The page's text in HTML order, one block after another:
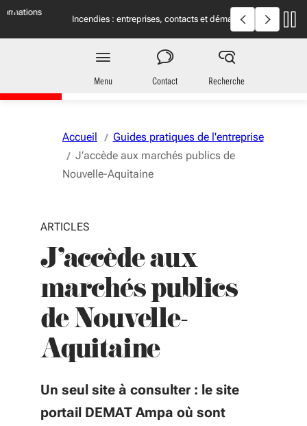
Vous naviguez en mode anonymisé,
Incendies : entreprises, contacts et démarches
Incendies en
utiles
Entreprises
en Nouvelle-Aquitaine
Menu Contact Recherche
Accueil
Guides pratiques de l'entreprise
J’accède aux marchés publics de
Nouvelle-Aquitaine
ARTICLES
J’accède aux
marchés publics
de Nouvelle-
Aquitaine
Un seul site à consulter : le site
portail DEMAT Ampa où sont